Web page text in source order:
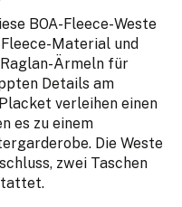
BOA-Fleece-Weste
Material und
Ärmeln für
Details am
verleihen einen
es zu einem
Die Weste
zwei Taschen